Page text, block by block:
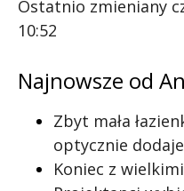
Ostatnio zmieniany
10:52
Najnowsze od
Zbyt mała
optycznie
Koniec z